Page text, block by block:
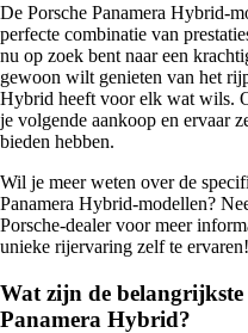
De Porsche Panamera Hybrid-
perfecte combinatie van
nu op zoek bent naar een
gewoon wilt genieten van het
Hybrid heeft voor elk wat wils.
je volgende aankoop en ervaar
bieden hebben.
Wil je meer weten over de
Panamera Hybrid-modellen?
Porsche-dealer voor meer
unieke rijervaring zelf te ervaren!
Wat zijn de
Panamera Hybrid?